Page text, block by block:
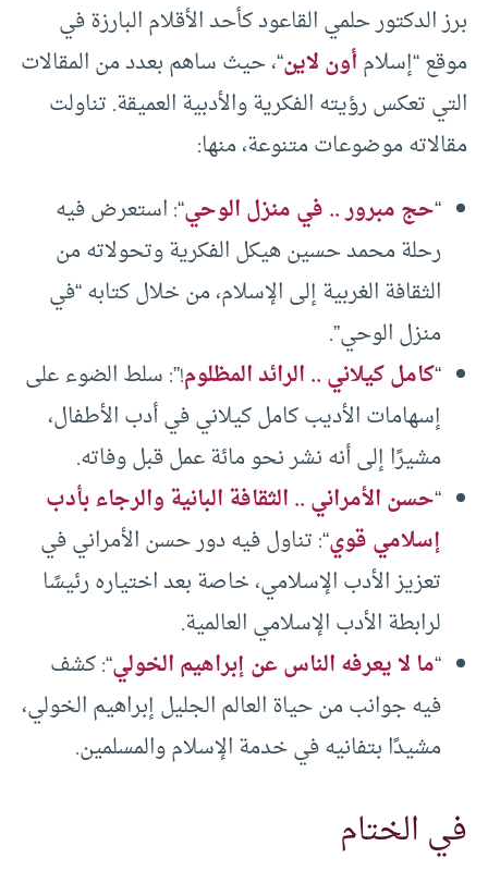
برز الدكتور حلمي القاعود كأحد الأقلام البارزة في
موقع “إسلامأون لاين“، حيث ساهم بعدد من المقالات
التي تعكس رؤيته الفكرية والأدبية العميقة. تناولت
مقالاته موضوعات متنوعة، منها:
“حج مبرور .. في منزل الوحي“: استعرض فيه
رحلة محمد حسين هيكل الفكرية وتحولاته من
الثقافة الغربية إلى الإسلام، من خلال كتابه “في
منزل الوحي”.
“كامل كيلاني .. الرائد المظلوم!”: سلط الضوء على
إسهامات الأديب كامل كيلاني في أدب الأطفال،
مشيرًا إلى أنه نشر نحو مائة عمل قبل وفاته.
“حسن الأمراني .. الثقافة البانية والرجاء بأدب
إسلامي قوي“: تناول فيه دور حسن الأمراني في
تعزيز الأدب الإسلامي، خاصة بعد اختياره رئيسًا
لرابطة الأدب الإسلامي العالمية.
“ما لا يعرفه الناس عن إبراهيم الخولي“: كشف
فيه جوانب من حياة العالم الجليل إبراهيم الخولي،
مشيدًا بتفانيه في خدمة الإسلام والمسلمين.
في الختام